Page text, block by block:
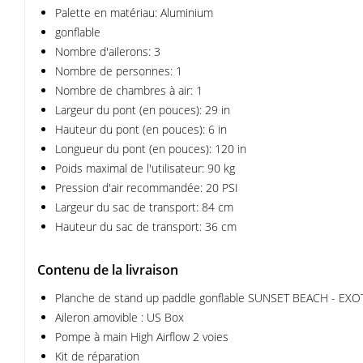
Palette en matériau: Aluminium
gonflable
Nombre d'ailerons: 3
Nombre de personnes: 1
Nombre de chambres à air: 1
Largeur du pont (en pouces): 29 in
Hauteur du pont (en pouces): 6 in
Longueur du pont (en pouces): 120 in
Poids maximal de l'utilisateur: 90 kg
Pression d'air recommandée: 20 PSI
Largeur du sac de transport: 84 cm
Hauteur du sac de transport: 36 cm
Contenu de la livraison
Planche de stand up paddle gonflable SUNSET BEACH -
Aileron amovible : US Box
Pompe à main High Airflow 2 voies
Kit de réparation